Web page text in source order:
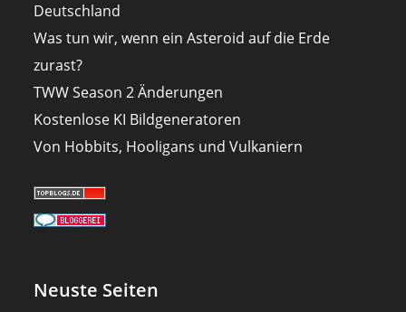
Deutschland
Was tun wir, wenn ein Asteroid auf die Erde
zurast?
TWW Season 2 Änderungen
Kostenlose KI Bildgeneratoren
Von Hobbits, Hooligans und Vulkaniern
Neuste Seiten